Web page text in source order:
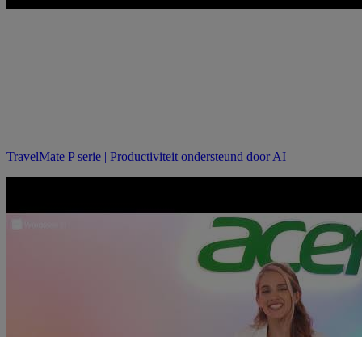
TravelMate P serie | Productiviteit ondersteund door AI